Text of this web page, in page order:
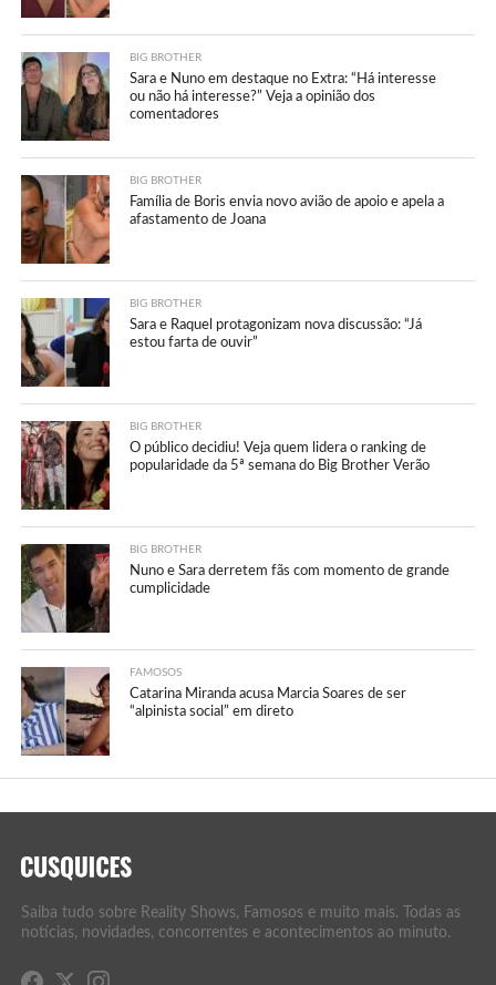
BIG BROTHER
Sara e Nuno em destaque no Extra: “Há interesse
ou não há interesse?” Veja a opinião dos
comentadores
BIG BROTHER
Família de Boris envia novo avião de apoio e apela a
afastamento de Joana
BIG BROTHER
Sara e Raquel protagonizam nova discussão: “Já
estou farta de ouvir”
BIG BROTHER
O público decidiu! Veja quem lidera o ranking de
popularidade da 5ª semana do Big Brother Verão
BIG BROTHER
Nuno e Sara derretem fãs com momento de grande
cumplicidade
FAMOSOS
Catarina Miranda acusa Marcia Soares de ser
“alpinista social” em direto
Saiba tudo sobre Reality Shows, Famosos e muito mais. Todas as
notícias, novidades, concorrentes e acontecimentos ao minuto.